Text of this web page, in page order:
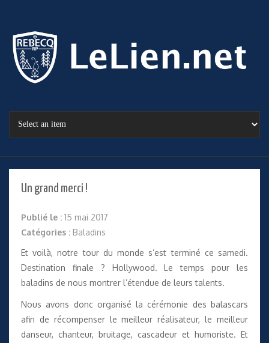
Un grand merci !
Publié le : 15 mai 2017
Catégories : Baladins
Et voilà, notre tour du monde s’est terminé ce samedi.
Destination finale ? Hollywood. Le temps pour les
baladins de nous montrer l’étendue de leurs talents.
Nous avons donc organisé la cérémonie des balascars
afin de récompenser le meilleur réalisateur, le meilleur
danseur, chanteur, bruitage, cascadeur et humoriste. Et